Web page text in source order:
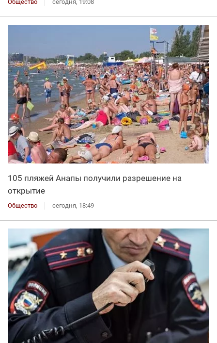
Общество сегодня, 19:08
105 пляжей Анапы получили разрешение на
открытие
Общество сегодня, 18:49